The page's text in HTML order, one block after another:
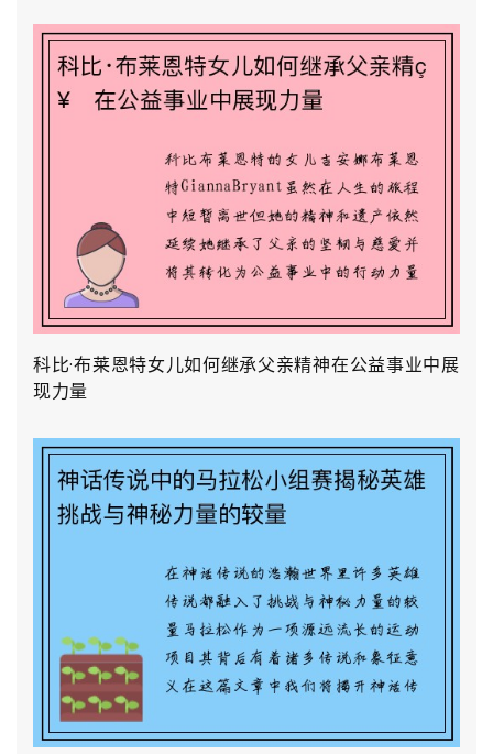
科比·布莱恩特女儿如何继承父亲精神在公益事业中展
现力量